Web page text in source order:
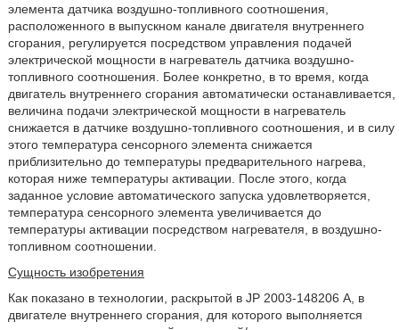
элемента датчика воздушно-топливного соотношения,
расположенного в выпускном канале двигателя внутреннего
сгорания, регулируется посредством управления подачей
электрической мощности в нагреватель датчика воздушно-
топливного соотношения. Более конкретно, в то время, когда
двигатель внутреннего сгорания автоматически останавливается,
величина подачи электрической мощности в нагреватель
снижается в датчике воздушно-топливного соотношения, и в силу
этого температура сенсорного элемента снижается
приблизительно до температуры предварительного нагрева,
которая ниже температуры активации. После этого, когда
заданное условие автоматического запуска удовлетворяется,
температура сенсорного элемента увеличивается до
температуры активации посредством нагревателя, в воздушно-
топливном соотношении.
Сущность изобретения
Как показано в технологии, раскрытой в JP 2003-148206 А, в
двигателе внутреннего сгорания, для которого выполняется